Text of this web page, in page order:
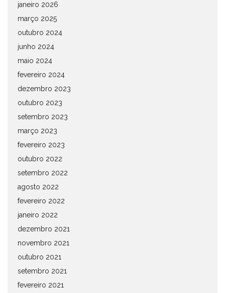
janeiro 2026
março 2025
outubro 2024
junho 2024
maio 2024
fevereiro 2024
dezembro 2023
outubro 2023
setembro 2023
março 2023
fevereiro 2023
outubro 2022
setembro 2022
agosto 2022
fevereiro 2022
janeiro 2022
dezembro 2021
novembro 2021
outubro 2021
setembro 2021
fevereiro 2021